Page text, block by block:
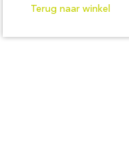
Terug naar winkel